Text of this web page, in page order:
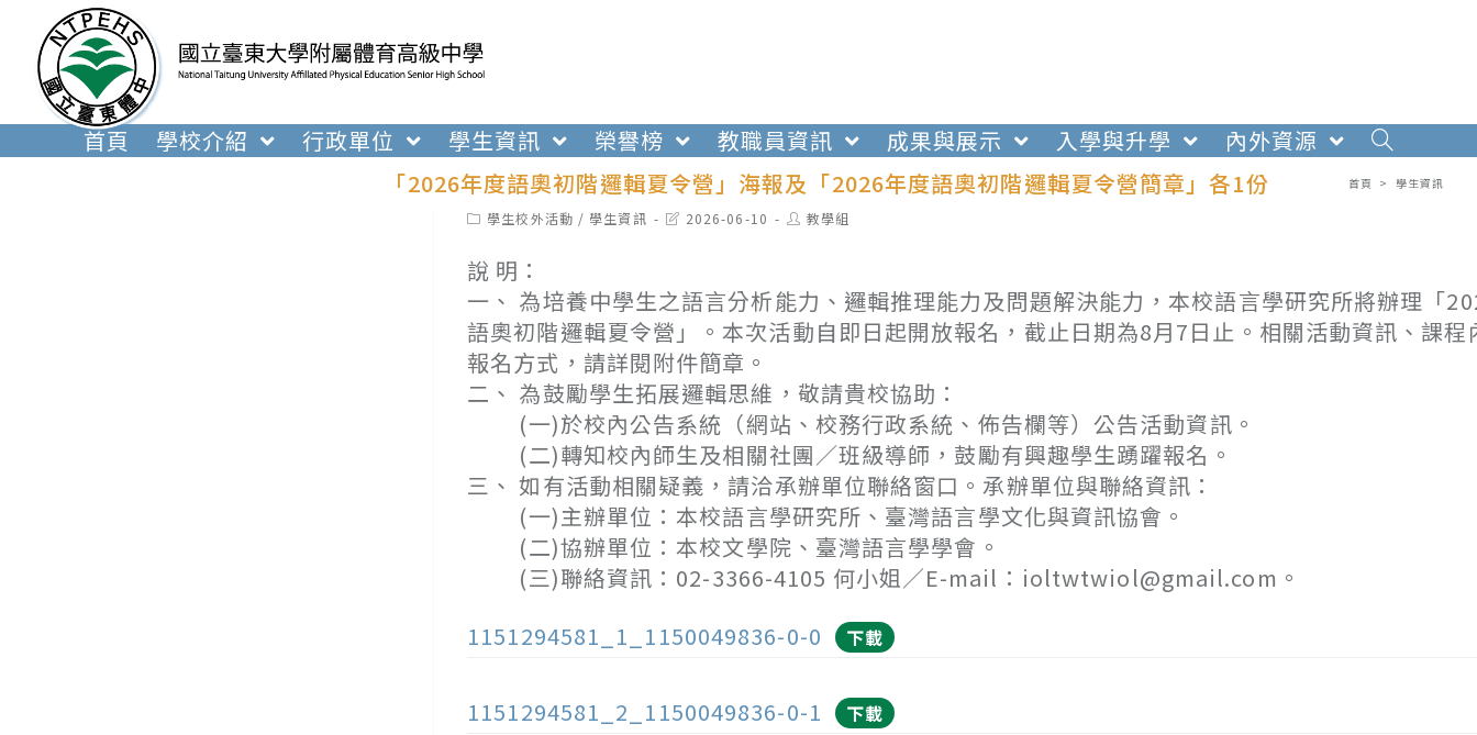
內
首頁 學校介紹 行政單位 學生資訊 榮譽榜 教職員資訊 成果與展示 入學與升學
內外資源
「2026年度語奧初階邏輯夏令營」海報及「2026年度語奧初階邏輯夏令營簡章」各1份
首頁 > 學生資訊
Post學生校外活動 / 學生資訊
Post2026-06-10
Post教學組
說 明：
一、 為培養中學生之語言分析能力、邏輯推理能力及問題解決能力，本校語言學研究所將辦理「
語奧初階邏輯夏令營」。本次活動自即日起開放報名，截止日期為8月7日止。相關活動資訊、課程
報名方式，請詳閱附件簡章。
二、 為鼓勵學生拓展邏輯思維，敬請貴校協助：
(一)於校內公告系統（網站、校務行政系統、佈告欄等）公告活動資訊。
(二)轉知校內師生及相關社團／班級導師，鼓勵有興趣學生踴躍報名。
三、 如有活動相關疑義，請洽承辦單位聯絡窗口。承辦單位與聯絡資訊：
(一)主辦單位：本校語言學研究所、臺灣語言學文化與資訊協會。
(二)協辦單位：本校文學院、臺灣語言學學會。
(三)聯絡資訊：02-3366-4105 何小姐／E-mail：ioltwtwiol@gmail.com。
1151294581_1_1150049836-0-0
下載
1151294581_2_1150049836-0-1 下載